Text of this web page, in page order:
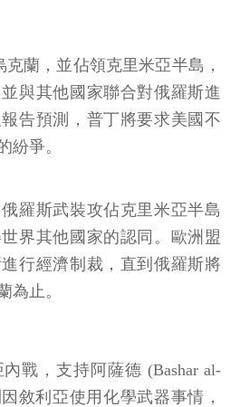
蘭，並佔領克里米亞半島，
與其他國家聯合對俄羅斯進
告預測，普丁將要求美國不
紛爭。
羅斯武裝攻佔克里米亞半島
界其他國家的認同。歐洲盟
行經濟制裁，直到俄羅斯將
為止。
戰，支持阿薩德 (Bashar al-
敘利亞使用化學武器事情，